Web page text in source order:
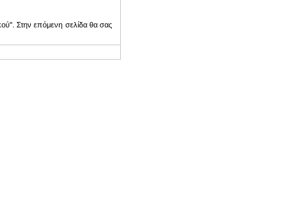
Στην επόμενη σελίδα θα σας